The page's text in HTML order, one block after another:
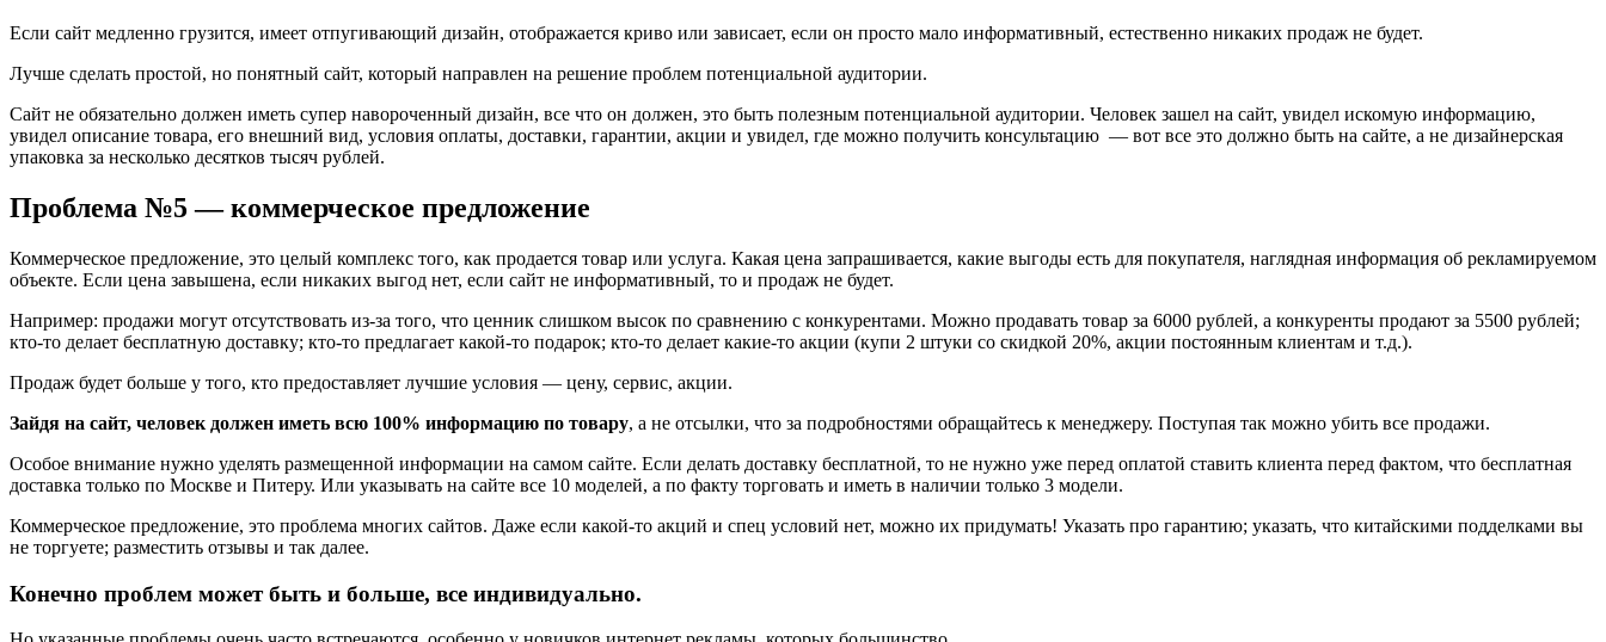
Если сайт медленно грузится, имеет отпугивающий дизайн, отображается криво или зависает, если он просто мало информативный, естественно никаких продаж не будет.
Лучше сделать простой, но понятный сайт, который направлен на решение проблем потенциальной аудитории.
Сайт не обязательно должен иметь супер навороченный дизайн, все что он должен, это быть полезным потенциальной аудитории. Человек зашел на сайт, увидел искомую информацию,
увидел описание товара, его внешний вид, условия оплаты, доставки, гарантии, акции и увидел, где можно получить консультацию — вот все это должно быть на сайте, а не дизайнерская
упаковка за несколько десятков тысяч рублей.
Проблема №5 — коммерческое предложение
Коммерческое предложение, это целый комплекс того, как продается товар или услуга. Какая цена запрашивается, какие выгоды есть для покупателя, наглядная информация об рекламируемом
объекте. Если цена завышена, если никаких выгод нет, если сайт не информативный, то и продаж не будет.
Например: продажи могут отсутствовать из-за того, что ценник слишком высок по сравнению с конкурентами. Можно продавать товар за 6000 рублей, а конкуренты продают за 5500 рублей;
кто-то делает бесплатную доставку; кто-то предлагает какой-то подарок; кто-то делает какие-то акции (купи 2 штуки со скидкой 20%, акции постоянным клиентам и т.д.).
Продаж будет больше у того, кто предоставляет лучшие условия — цену, сервис, акции.
Зайдя на сайт, человек должен иметь всю 100% информацию по товару, а не отсылки, что за подробностями обращайтесь к менеджеру. Поступая так можно убить все продажи.
Особое внимание нужно уделять размещенной информации на самом сайте. Если делать доставку бесплатной, то не нужно уже перед оплатой ставить клиента перед фактом, что бесплатная
доставка только по Москве и Питеру. Или указывать на сайте все 10 моделей, а по факту торговать и иметь в наличии только 3 модели.
Коммерческое предложение, это проблема многих сайтов. Даже если какой-то акций и спец условий нет, можно их придумать! Указать про гарантию; указать, что китайскими подделками вы
не торгуете; разместить отзывы и так далее.
Конечно проблем может быть и больше, все индивидуально.